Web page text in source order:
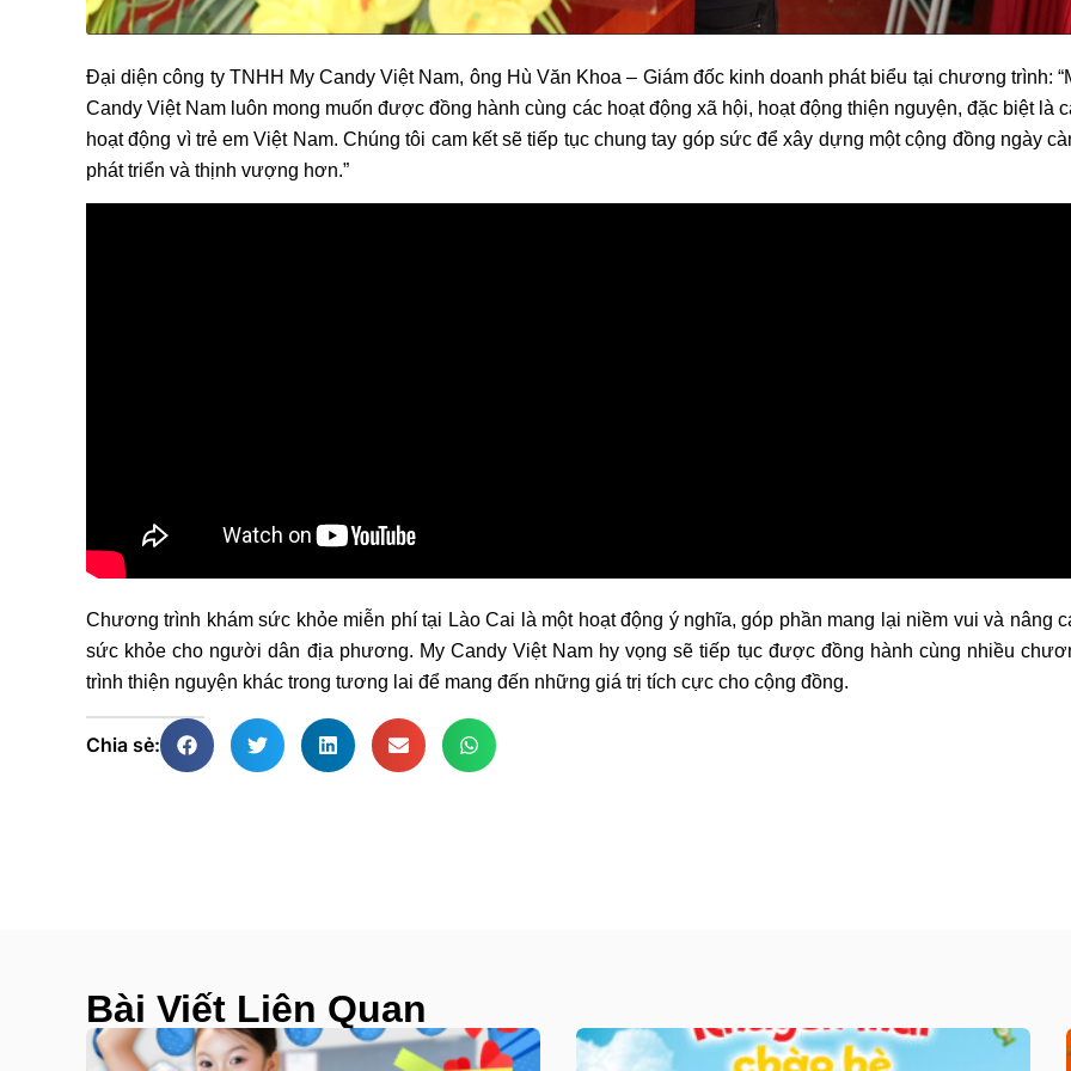
Đại diện công ty TNHH My Candy Việt Nam, ông Hù Văn Khoa – Giám đốc kinh doanh phát biểu tại chương trình:
Candy Việt Nam luôn mong muốn được đồng hành cùng các hoạt động xã hội, hoạt động thiện nguyện, đặc biệt là
hoạt động vì trẻ em Việt Nam. Chúng tôi cam kết sẽ tiếp tục chung tay góp sức để xây dựng một cộng đồng ngày
phát triển và thịnh vượng hơn.”
Chương trình khám sức khỏe miễn phí tại Lào Cai là một hoạt động ý nghĩa, góp phần mang lại niềm vui và nâng
sức khỏe cho người dân địa phương. My Candy Việt Nam hy vọng sẽ tiếp tục được đồng hành cùng nhiều
trình thiện nguyện khác trong tương lai để mang đến những giá trị tích cực cho cộng đồng.
Chia sẻ:
Bài Viết Liên Quan